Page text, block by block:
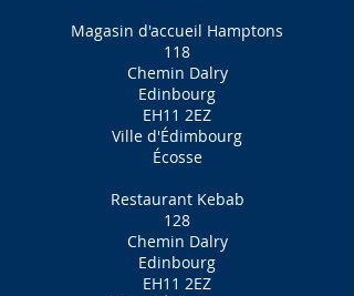
Magasin d'accueil Hamptons
118
Chemin Dalry
Edinbourg
EH11 2EZ
Ville d'Édimbourg
Écosse
Restaurant Kebab
128
Chemin Dalry
Edinbourg
EH11 2EZ